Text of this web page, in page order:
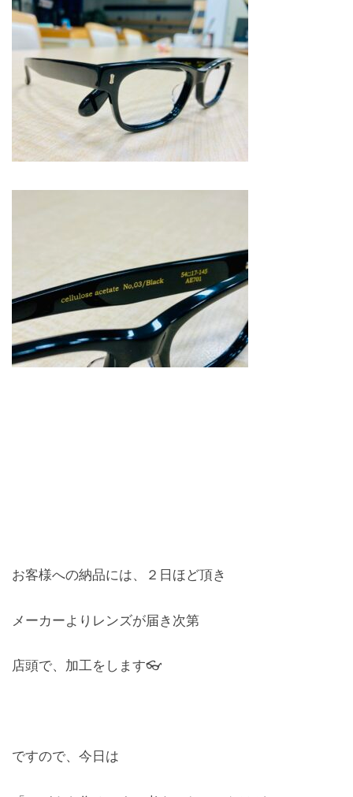
お客様への納品には、２日ほど頂き
メーカーよりレンズが届き次第
店頭で、加工をします👓
ですので、今日は